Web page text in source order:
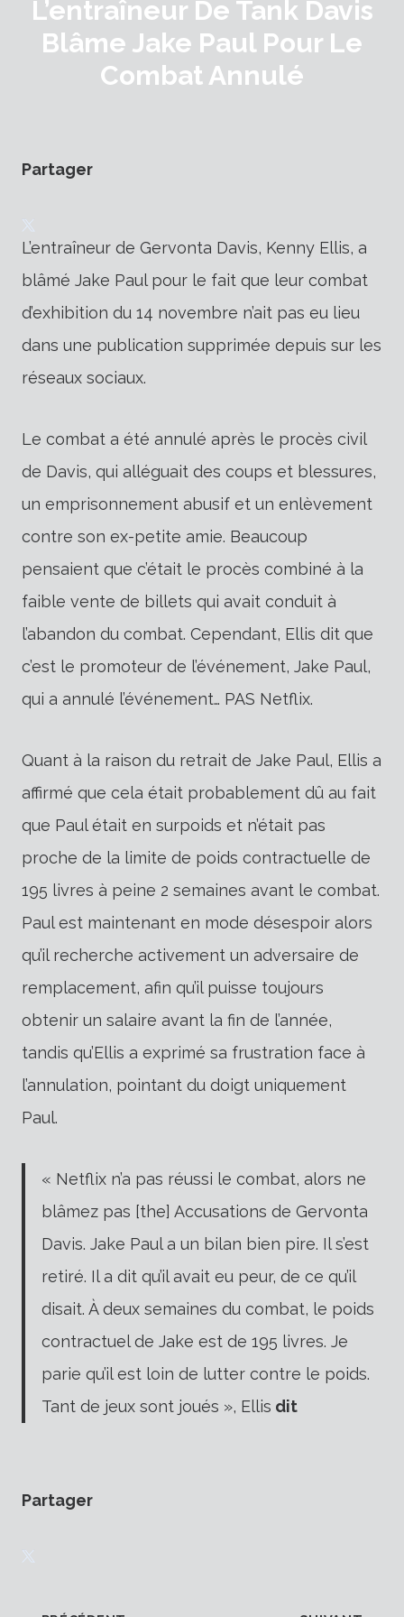
L’entraîneur De Tank Davis
Blâme Jake Paul Pour Le
Combat Annulé
Partager
L’entraîneur de Gervonta Davis, Kenny Ellis, a
blâmé Jake Paul pour le fait que leur combat
d’exhibition du 14 novembre n’ait pas eu lieu
dans une publication supprimée depuis sur les
réseaux sociaux.
Le combat a été annulé après le procès civil
de Davis, qui alléguait des coups et blessures,
un emprisonnement abusif et un enlèvement
contre son ex-petite amie. Beaucoup
pensaient que c’était le procès combiné à la
faible vente de billets qui avait conduit à
l’abandon du combat. Cependant, Ellis dit que
c’est le promoteur de l’événement, Jake Paul,
qui a annulé l’événement… PAS Netflix.
Quant à la raison du retrait de Jake Paul, Ellis a
affirmé que cela était probablement dû au fait
que Paul était en surpoids et n’était pas
proche de la limite de poids contractuelle de
195 livres à peine 2 semaines avant le combat.
Paul est maintenant en mode désespoir alors
qu’il recherche activement un adversaire de
remplacement, afin qu’il puisse toujours
obtenir un salaire avant la fin de l’année,
tandis qu’Ellis a exprimé sa frustration face à
l’annulation, pointant du doigt uniquement
Paul.
« Netflix n’a pas réussi le combat, alors ne
blâmez pas [the] Accusations de Gervonta
Davis. Jake Paul a un bilan bien pire. Il s’est
retiré. Il a dit qu’il avait eu peur, de ce qu’il
disait. À deux semaines du combat, le poids
contractuel de Jake est de 195 livres. Je
parie qu’il est loin de lutter contre le poids.
Tant de jeux sont joués », Ellis dit
Partager